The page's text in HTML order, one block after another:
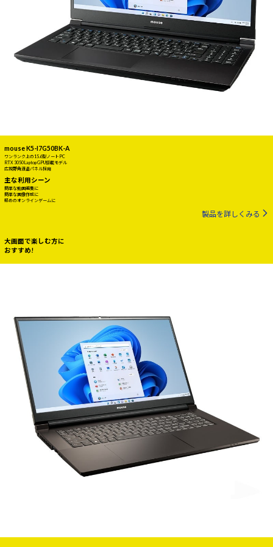
mouse K5-I7G50BK-A
ワンランク上の15.6型ノートPC
RTX 3050 Laptop GPU搭載モデル
広視野角液晶パネル採用
主な利用シーン
簡単な動画編集に
簡単な画像作成に
軽めのオンラインゲームに
製品を詳しくみる
大画面で楽しむ方に
おすすめ!